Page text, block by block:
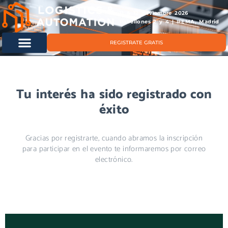
11 & 12 noviembre 2026
Pabellones 2 y 4 | IFEMA, Madrid
REGISTRATE GRATIS
Tu interés ha sido registrado con
éxito
Gracias por registrarte, cuando abramos la inscripción
para participar en el evento te informaremos por correo
electrónico.